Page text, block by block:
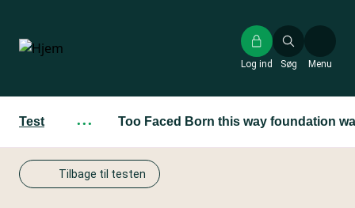
hovedindhold
Søg
Log ind Menu
Test ··· Too Faced Born this way foundation
Tilbage til testen